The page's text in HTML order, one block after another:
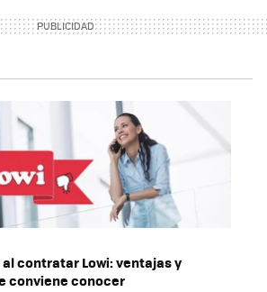
contratar Lowi: ventajas y
conviene conocer